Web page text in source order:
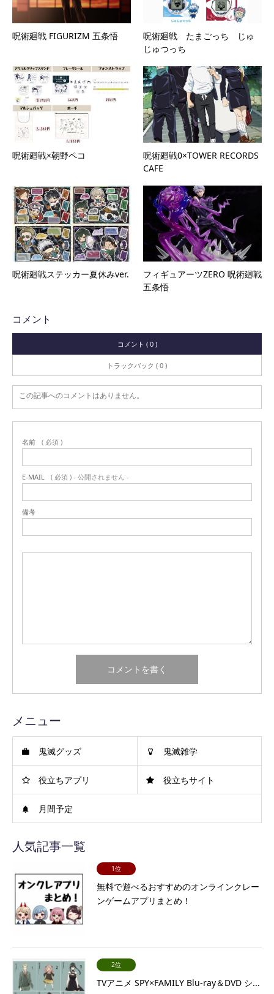
呪術廻戦 FIGURIZM 五条悟
呪術廻戦 たまごっち じゅ
じゅつっち
呪術廻戦×朝野ペコ
呪術廻戦0×TOWER RECORDS
CAFE
呪術廻戦ステッカー夏休みver.
フィギュアーツZERO 呪術廻戦
五条悟
コメント
コメント ( 0 )
トラックバック ( 0 )
この記事へのコメントはありません。
名前 ( 必須 )
E-MAIL ( 必須 ) - 公開されません -
備考
メニュー
鬼滅グッズ 鬼滅雑学
役立ちアプリ 役立ちサイト
月間予定
人気記事一覧
1位
無料で遊べるおすすめのオンラインクレー
ンゲームアプリまとめ！
2位
TVアニメ SPY×FAMILY Blu-ray＆DVD シ...